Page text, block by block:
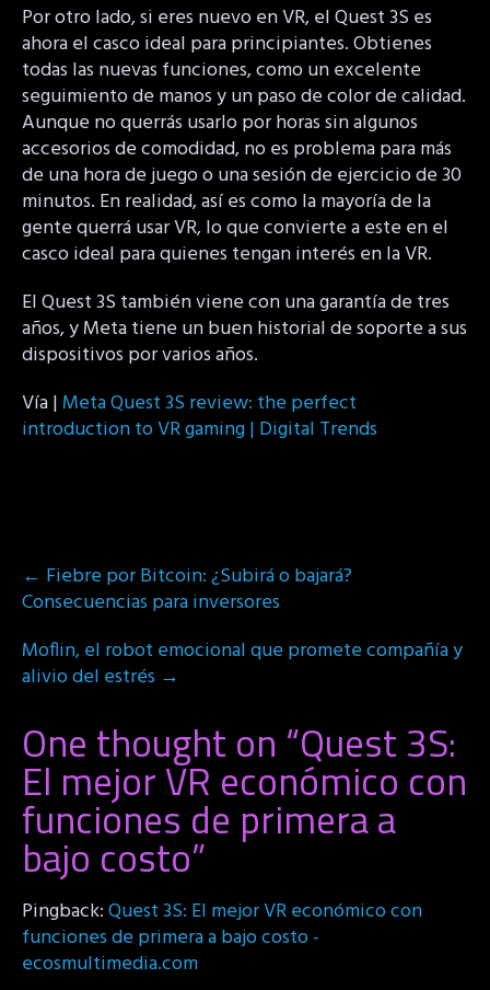
Por otro lado, si eres nuevo en VR, el Quest 3S es
ahora el casco ideal para principiantes. Obtienes
todas las nuevas funciones, como un excelente
seguimiento de manos y un paso de color de calidad.
Aunque no querrás usarlo por horas sin algunos
accesorios de comodidad, no es problema para más
de una hora de juego o una sesión de ejercicio de 30
minutos. En realidad, así es como la mayoría de la
gente querrá usar VR, lo que convierte a este en el
casco ideal para quienes tengan interés en la VR.
El Quest 3S también viene con una garantía de tres
años, y Meta tiene un buen historial de soporte a sus
dispositivos por varios años.
Vía |Meta Quest 3S review: the perfect
introduction to VR gaming | Digital Trends
Post
navigation
← Fiebre por Bitcoin: ¿Subirá o bajará?
Consecuencias para inversores
Moflin, el robot emocional que promete compañía y
alivio del estrés →
One thought on “Quest 3S:
El mejor VR económico con
funciones de primera a
bajo costo”
Pingback:Quest 3S: El mejor VR económico con
funciones de primera a bajo costo -
ecosmultimedia.com